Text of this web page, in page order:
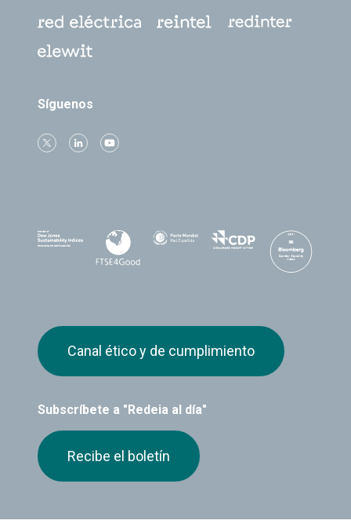
Síguenos
Subscríbete a "Redeia al día"
Recibe el boletín
Canal ético y de cumplimiento